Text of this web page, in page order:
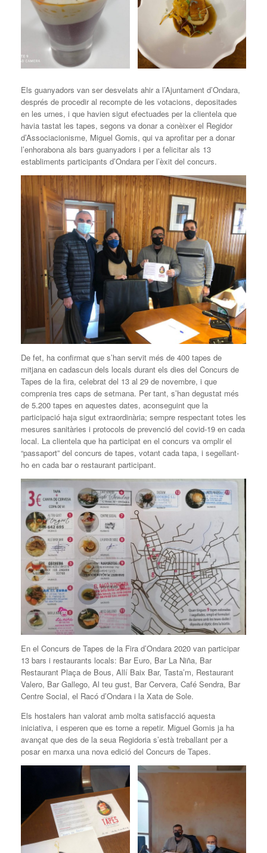
Els guanyadors van ser desvelats ahir a l’Ajuntament d’Ondara,
després de procedir al recompte de les votacions, depositades
en les urnes, i que havien sigut efectuades per la clientela que
havia tastat les tapes, segons va donar a conèixer el Regidor
d’Associacionisme, Miguel Gomis, qui va aprofitar per a donar
l’enhorabona als bars guanyadors i per a felicitar als 13
establiments participants d’Ondara per l’èxit del concurs.
De fet, ha confirmat que s’han servit més de 400 tapes de
mitjana en cadascun dels locals durant els dies del Concurs de
Tapes de la fira, celebrat del 13 al 29 de novembre, i que
comprenia tres caps de setmana. Per tant, s’han degustat més
de 5.200 tapes en aquestes dates, aconseguint que la
participació haja sigut extraordinària; sempre respectant totes les
mesures sanitàries i protocols de prevenció del covid-19 en cada
local. La clientela que ha participat en el concurs va omplir el
“passaport” del concurs de tapes, votant cada tapa, i segellant-
ho en cada bar o restaurant participant.
En el Concurs de Tapes de la Fira d’Ondara 2020 van participar
13 bars i restaurants locals: Bar Euro, Bar La Niña, Bar
Restaurant Plaça de Bous, Allí Baix Bar, Tasta’m, Restaurant
Valero, Bar Gallego, Al teu gust, Bar Cervera, Café Sendra, Bar
Centre Social, el Racó d’Ondara i la Xata de Sole.
Els hostalers han valorat amb molta satisfacció aquesta
iniciativa, i esperen que es torne a repetir. Miguel Gomis ja ha
avançat que des de la seua Regidoria s’està treballant per a
posar en marxa una nova edició del Concurs de Tapes.